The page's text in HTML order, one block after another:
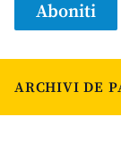
Aboniti
ARCHIVI DE